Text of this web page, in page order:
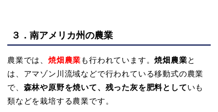
３．南アメリカ州の農業
農業では、 焼畑農業 も行われています。焼畑農業と
は、アマゾン川流域などで行われている移動式の農業
で、 森林や原野を焼いて、残った灰を肥料としていも
類などを栽培する農業です。